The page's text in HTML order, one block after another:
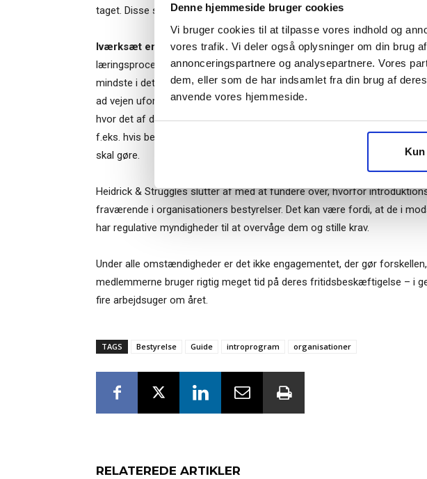
Denne hjemmeside bruger cookies
Vi bruger cookies til at tilpasse vores indhold og
vores trafik. Vi deler også oplysninger om din brug
annonceringspartnere og analysepartnere. Vores
dem, eller som de har indsamlet fra din brug af
anvende vores hjemmeside.
taget. Disse skal have en grundig introduktion.
Iværksæt en mentor-ordning. Læsestof og introduktionsmøder vil
læringsprocessen. Resten foregår efter princippet om learning by doing,
mindste i det første år kan det være hensigtsmæssigt, at det nye
ad vejen uformelt kan fortælle om sædvaner og lignende. Dette kan
hvor det af den ene eller anden grund ikke er hensigtsmæssigt med et
f.eks. hvis bestyrelsesarbejdet er stærkt politisk, og man derfor ikke kan
skal gøre.
Heidrick & Struggles slutter af med at fundere over, hvorfor
fraværende i organisationers bestyrelser. Det kan være fordi, at de i
har regulative myndigheder til at overvåge dem og stille krav.
Under alle omstændigheder er det ikke engagementet, der gør
medlemmerne bruger rigtig meget tid på deres fritidsbeskæftigelse – i
fire arbejdsuger om året.
TAGS Bestyrelse Guide introprogram organisationer
RELATEREDE ARTIKLER
“Succes i en dansk
Når du trykker "modtag bogen" bliver du tilmeldt